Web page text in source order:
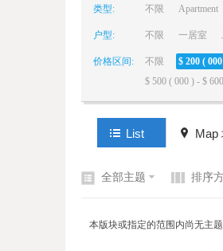
类型: 不限 Apartment
户型: 不限 一居室
价格区间: 不限 $ 200 ( 000
$ 500 ( 000 ) - $ 600
List Map
全部主题 排序
本版块或指定的范围内尚无主题